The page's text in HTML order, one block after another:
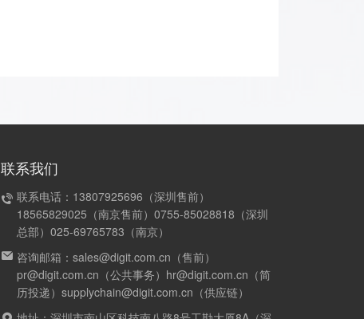
联系我们
联系电话：13807925696（深圳售前）
18565829025（南京售前）0755-85028818（深圳
总部）025-69765783（南京）
咨询邮箱：sales@digit.com.cn（售前）
pr@digit.com.cn（公共事务）hr@digit.com.cn（简
历投递）supplychain@digit.com.cn（供应链）